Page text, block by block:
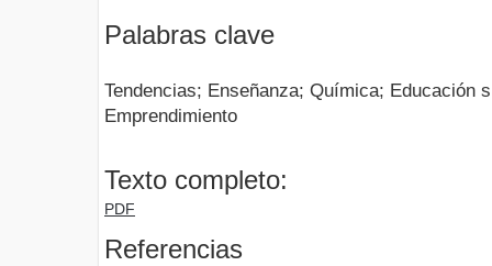
Palabras clave
Tendencias; Enseñanza; Química; Educación
Emprendimiento
Texto completo:
PDF
Referencias